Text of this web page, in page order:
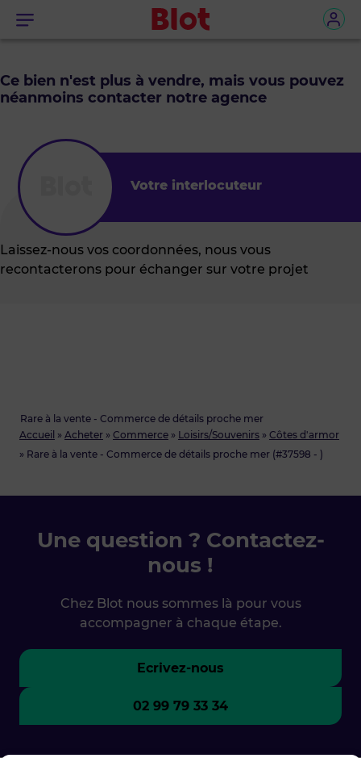
Menu
Accueil » Acheter » Commerce » Loisirs/Souvenirs » Côtes d'armor
» Rare à la vente - Commerce de détails proche mer (#37598 - )
Rare à la vente - Commerce de détails proche mer
Ce bien n'est plus à vendre, mais vous pouvez
néanmoins contacter notre agence
Votre interlocuteur
Laissez-nous vos coordonnées, nous vous
recontacterons pour échanger sur votre projet
Une question ? Contactez-
nous !
Chez Blot nous sommes là pour vous
accompagner à chaque étape.
Ecrivez-nous
02 99 79 33 34